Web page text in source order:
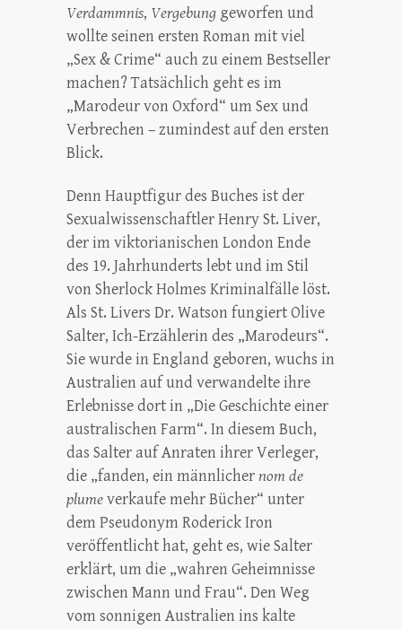
Verdammnis, Vergebung geworfen und
wollte seinen ersten Roman mit viel
„Sex & Crime“ auch zu einem Bestseller
machen? Tatsächlich geht es im
„Marodeur von Oxford“ um Sex und
Verbrechen – zumindest auf den ersten
Blick.
Denn Hauptfigur des Buches ist der
Sexualwissenschaftler Henry St. Liver,
der im viktorianischen London Ende
des 19. Jahrhunderts lebt und im Stil
von Sherlock Holmes Kriminalfälle löst.
Als St. Livers Dr. Watson fungiert Olive
Salter, Ich-Erzählerin des „Marodeurs“.
Sie wurde in England geboren, wuchs in
Australien auf und verwandelte ihre
Erlebnisse dort in „Die Geschichte einer
australischen Farm“. In diesem Buch,
das Salter auf Anraten ihrer Verleger,
die „fanden, ein männlichernom de
plumeverkaufe mehr Bücher“ unter
dem Pseudonym Roderick Iron
veröffentlicht hat, geht es, wie Salter
erklärt, um die „wahren Geheimnisse
zwischen Mann und Frau“. Den Weg
vom sonnigen Australien ins kalte